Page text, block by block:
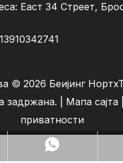
+86- 13522528544
+86
lilywu202104@gmail.com
Еаст 34 Стреет,
© 2026 Беијинг
задржана. | Мапа сајта
приватности